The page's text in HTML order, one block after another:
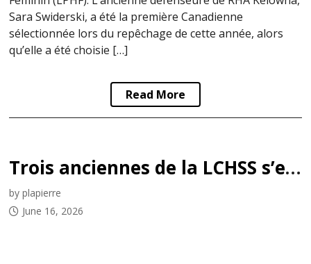
Sara Swiderski, a été la première Canadienne
sélectionnée lors du repêchage de cette année, alors
qu’elle a été choisie […]
Read More
Trois anciennes de la LCHSS s’entendent avec des équipes d’expansion de la LPHF
by plapierre
June 16, 2026